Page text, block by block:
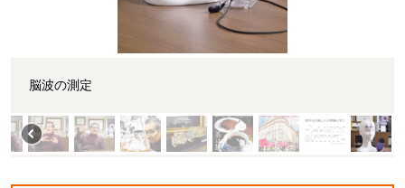
脳波の測定